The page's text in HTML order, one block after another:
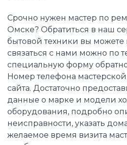
Срочно нужен мастер по
Омске? Обратиться в наш
бытовой техники вы можете
связаться с нами можно по
специальную форму
Номер телефона
сайта. Достаточно
данные о марке и модели
оборудования, подробно
неисправности, указать
желаемое время визита